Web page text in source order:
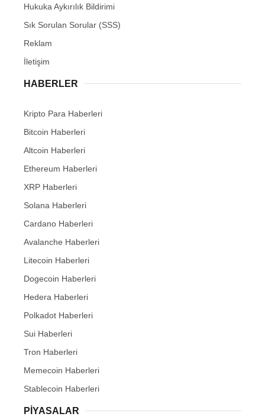
Hukuka Aykırılık Bildirimi
Sık Sorulan Sorular (SSS)
Reklam
İletişim
HABERLER
Kripto Para Haberleri
Bitcoin Haberleri
Altcoin Haberleri
Ethereum Haberleri
XRP Haberleri
Solana Haberleri
Cardano Haberleri
Avalanche Haberleri
Litecoin Haberleri
Dogecoin Haberleri
Hedera Haberleri
Polkadot Haberleri
Sui Haberleri
Tron Haberleri
Memecoin Haberleri
Stablecoin Haberleri
PIYASALAR